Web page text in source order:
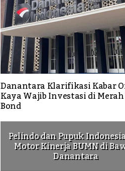
Danantara Klarifikasi Kabar
Kaya Wajib Investasi di
Bond
Pelindo dan Pupuk
Motor Kinerja BUMN di
Danantara